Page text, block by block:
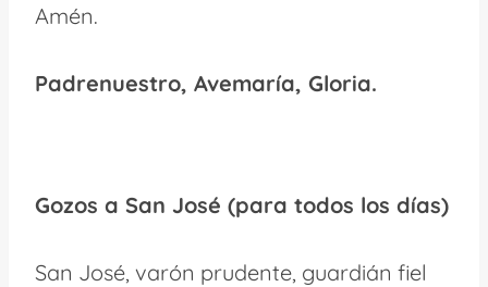
Amén.
Padrenuestro, Avemaría, Gloria.
Gozos a San José (para todos los días)
San José, varón prudente, guardián fiel